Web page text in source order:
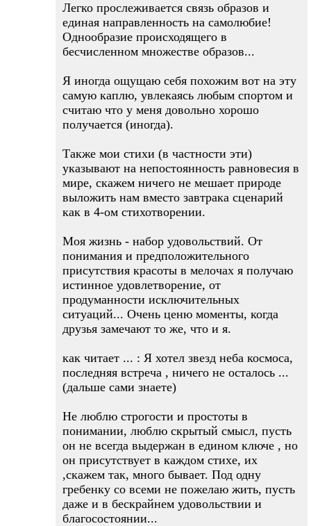
Легко прослеживается связь образов и
единая направленность на самолюбие!
Однообразие происходящего в
бесчисленном множестве образов...
Я иногда ощущаю себя похожим вот на эту
самую каплю, увлекаясь любым спортом и
считаю что у меня довольно хорошо
получается (иногда).
Также мои стихи (в частности эти)
указывают на непостоянность равновесия в
мире, скажем ничего не мешает природе
выложить нам вместо завтрака сценарий
как в 4-ом стихотворении.
Моя жизнь - набор удовольствий. От
понимания и предположительного
присутствия красоты в мелочах я получаю
истинное удовлетворение, от
продуманности исключительных
ситуаций... Очень ценю моменты, когда
друзья замечают то же, что и я.
как читает ... : Я хотел звезд неба космоса,
последняя встреча , ничего не осталось ...
(дальше сами знаете)
Не люблю строгости и простоты в
понимании, люблю скрытый смысл, пусть
он не всегда выдержан в едином ключе , но
он присутствует в каждом стихе, их
,скажем так, много бывает. Под одну
гребенку со всеми не пожелаю жить, пусть
даже и в бескрайнем удовольствии и
благосостоянии...